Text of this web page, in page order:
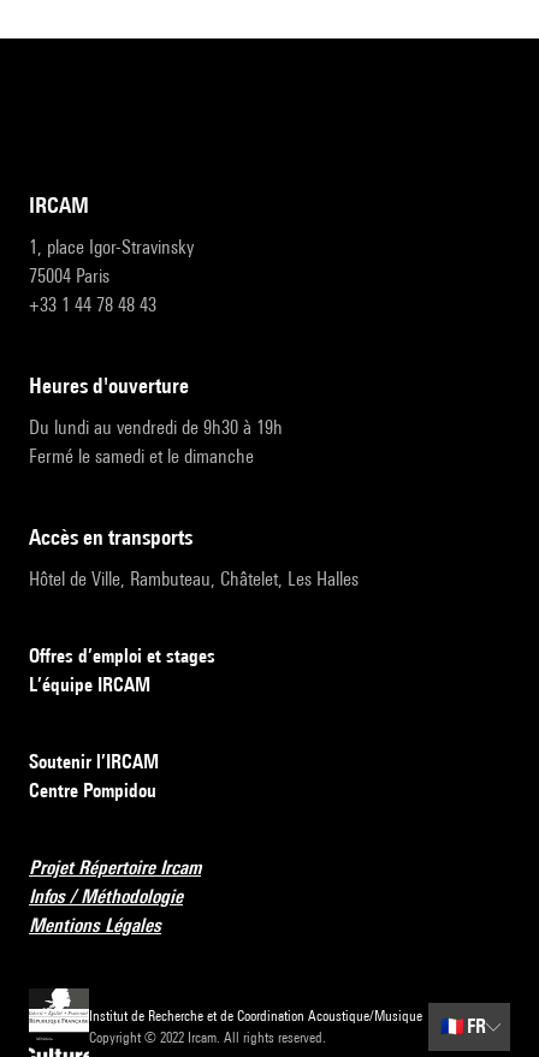
IRCAM
1, place Igor-Stravinsky
75004 Paris
+33 1 44 78 48 43
heures d'ouverture
Du lundi au vendredi de 9h30 à 19h
Fermé le samedi et le dimanche
accès en transports
Hôtel de Ville, Rambuteau, Châtelet, Les Halles
Offres d’emploi et stages
L’équipe IRCAM
Soutenir l’IRCAM
Centre Pompidou
Projet Répertoire Ircam
Infos / Méthodologie
Mentions Légales
Institut de Recherche et de Coordination Acoustique/Musique
Copyright © 2022 Ircam. All rights reserved.
🇫🇷 FR